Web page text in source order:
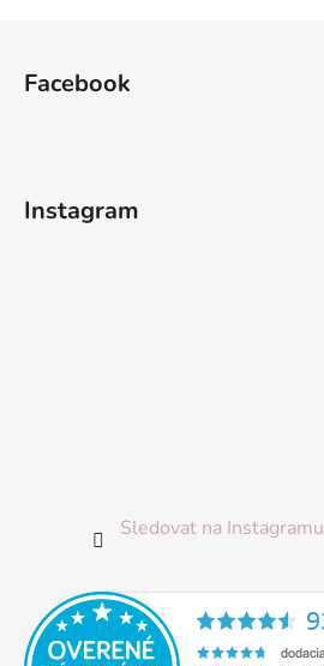
Facebook
Instagram
Sledovat na Instagramu